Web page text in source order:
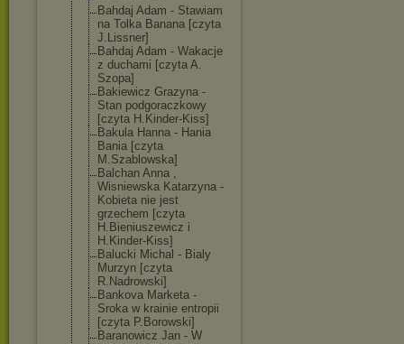
Bahdaj Adam - Stawiam
na Tolka Banana [czyta
J.Lissner]
Bahdaj Adam - Wakacje
z duchami [czyta A.
Szopa]
Bakiewicz Grazyna -
Stan podgoraczkowy
[czyta H.Kinder-Kiss]
Bakula Hanna - Hania
Bania [czyta
M.Szablowska]
Balchan Anna ,
Wisniewska Katarzyna -
Kobieta nie jest
grzechem [czyta
H.Bieniuszewicz i
H.Kinder-Kiss]
Balucki Michal - Bialy
Murzyn [czyta
R.Nadrowski]
Bankova Marketa -
Sroka w krainie entropii
[czyta P.Borowski]
Baranowicz Jan - W